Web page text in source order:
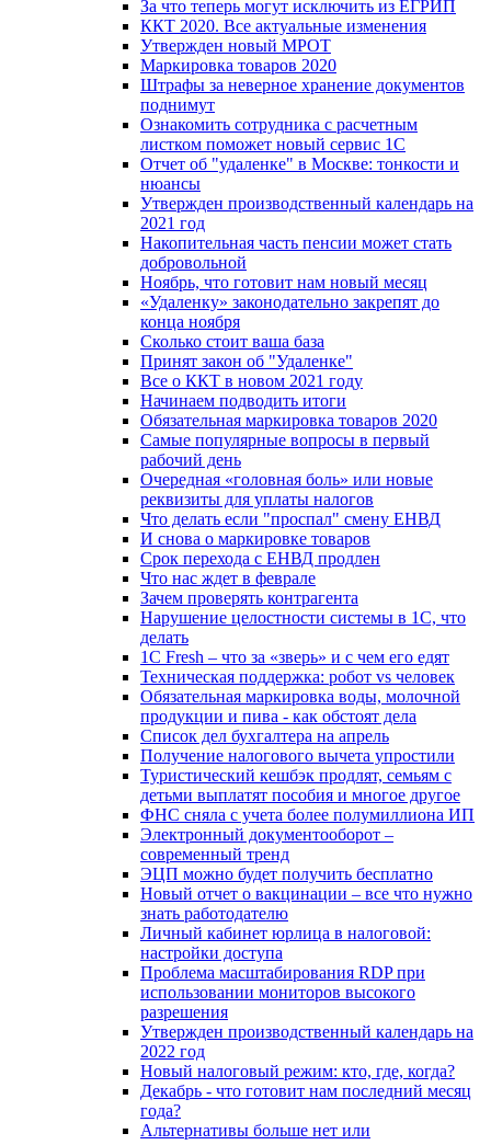
За что теперь могут исключить из ЕГРИП
ККТ 2020. Все актуальные изменения
Утвержден новый МРОТ
Маркировка товаров 2020
Штрафы за неверное хранение документов
поднимут
Ознакомить сотрудника с расчетным
листком поможет новый сервис 1С
Отчет об "удаленке" в Москве: тонкости и
нюансы
Утвержден производственный календарь на
2021 год
Накопительная часть пенсии может стать
добровольной
Ноябрь, что готовит нам новый месяц
«Удаленку» законодательно закрепят до
конца ноября
Сколько стоит ваша база
Принят закон об "Удаленке"
Все о ККТ в новом 2021 году
Начинаем подводить итоги
Обязательная маркировка товаров 2020
Самые популярные вопросы в первый
рабочий день
Очередная «головная боль» или новые
реквизиты для уплаты налогов
Что делать если "проспал" смену ЕНВД
И снова о маркировке товаров
Срок перехода с ЕНВД продлен
Что нас ждет в феврале
Зачем проверять контрагента
Нарушение целостности системы в 1С, что
делать
1С Fresh – что за «зверь» и с чем его едят
Техническая поддержка: робот vs человек
Обязательная маркировка воды, молочной
продукции и пива - как обстоят дела
Список дел бухгалтера на апрель
Получение налогового вычета упростили
Туристический кешбэк продлят, семьям с
детьми выплатят пособия и многое другое
ФНС сняла с учета более полумиллиона ИП
Электронный документооборот –
современный тренд
ЭЦП можно будет получить бесплатно
Новый отчет о вакцинации – все что нужно
знать работодателю
Личный кабинет юрлица в налоговой:
настройки доступа
Проблема масштабирования RDP при
использовании мониторов высокого
разрешения
Утвержден производственный календарь на
2022 год
Новый налоговый режим: кто, где, когда?
Декабрь - что готовит нам последний месяц
года?
Альтернативы больше нет или